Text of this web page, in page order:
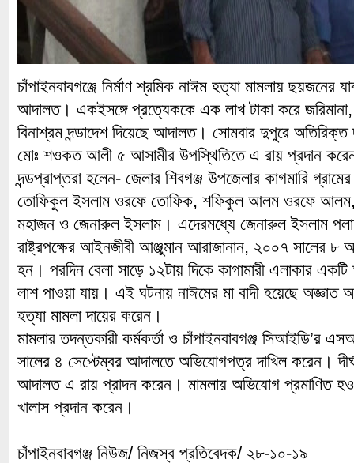
চাঁপাইনবাবগঞ্জে নির্মাণ শ্রমিক নাঈম হত্যা মামলায় ছয়জনের
আদালত। একইসঙ্গে প্রত্যেককে এক লাখ টাকা করে
বিনাশ্রম দন্ডাদেশ দিয়েছে আদালত। সোমবার দুপুরে
মোঃ শওকত আলী ৫ আসামীর উপস্থিতিতে এ রায় প্রদান
দন্ডপ্রাপ্তরা হলেন- জেলার শিবগঞ্জ উপজেলার কাগমারি
তোফিকুল ইসলাম ওরফে তোফিক, শফিকুল আলম ওরফে আলম,
মহাজন ও জেনারুল ইসলাম। এদেরমধ্যে জেনারুল ইসলাম
রাষ্ট্রপক্ষের আইনজীবী আঞ্জুমান আরাজানান, ২০০৭ সালের ৮
হন। পরদিন বেলা সাড়ে ১২টায় দিকে কাগামারী এলাকার
লাশ পাওয়া যায়। এই ঘটনায় নাঈমের মা বাদী হয়েছে অজ্ঞাত
হত্যা মামলা দায়ের করেন।
মামলার তদন্তকারী কর্মকর্তা ও চাঁপাইনবাবগঞ্জ সিআইডি’র
সালের ৪ সেপ্টেম্বর আদালতে অভিযোগপত্র দাখিল করেন।
আদালত এ রায় প্রাদন করেন। মামলায় অভিযোগ প্রমাণিত
খালাস প্রদান করেন।
চাঁপাইনবাবগঞ্জ নিউজ/ নিজস্ব প্রতিবেদক/ ২৮-১০-১৯